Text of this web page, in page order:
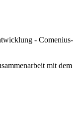
- Comenius-
mit dem